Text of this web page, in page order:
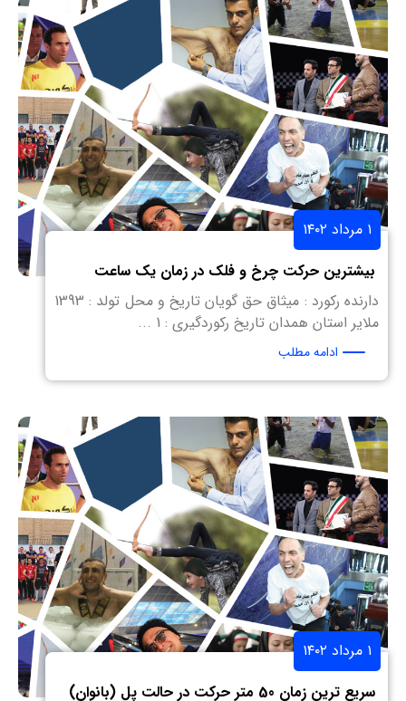
۱ مرداد ۱۴۰۲
بیشترین حرکت چرخ و فلک در زمان یک ساعت
دارنده رکورد : میثاق حق گویان تاریخ و محل تولد : 1393
ملایر استان همدان تاریخ رکوردگیری : 1 ...
ادامه مطلب
۱ مرداد ۱۴۰۲
سریع ترین زمان 50 متر حرکت در حالت پل (بانوان)